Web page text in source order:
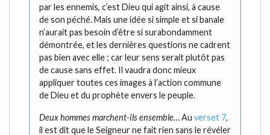
par les ennemis, c’est Dieu qui agit ainsi, à cause
de son péché. Mais une idée si simple et si banale
n’aurait pas besoin d’être si surabondamment
démontrée, et les dernières questions ne cadrent
pas bien avec elle ; car leur sens serait plutôt pas
de cause sans effet. Il vaudra donc mieux
appliquer toutes ces images à l’action commune
de Dieu et du prophète envers le peuple.
Deux hommes marchent-ils ensemble…Au verset 7,
il est dit que le Seigneur ne fait rien sans le révéler